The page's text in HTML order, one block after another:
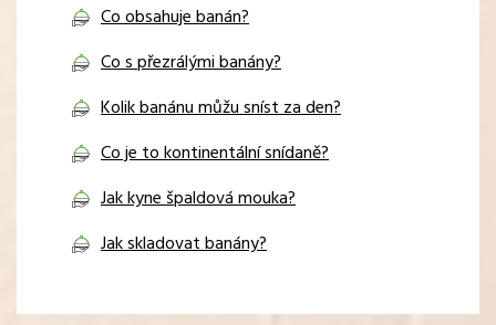
Co obsahuje banán?
Co s přezrálými banány?
Kolik banánu můžu sníst za den?
Co je to kontinentální snídaně?
Jak kyne špaldová mouka?
Jak skladovat banány?